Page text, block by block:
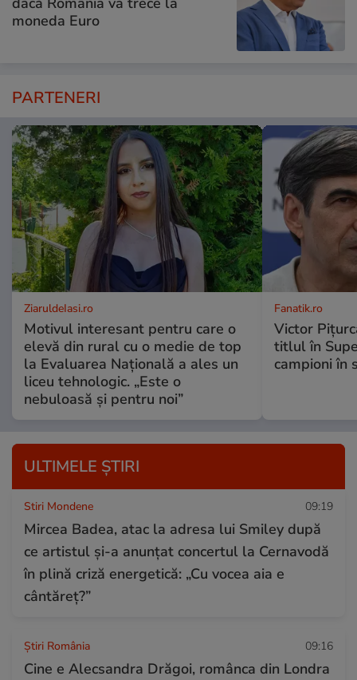
moneda Euro
PARTENERI
ZiaruldeIasi.ro
Motivul interesant pentru care o
elevă din rural cu o medie de top
la Evaluarea Națională a ales un
liceu tehnologic. „Este o
nebuloasă și pentru noi”
Fanatik.ro
Victor
titlul în
campioni în
ULTIMELE ȘTIRI
Stiri Mondene 09:19
Mircea Badea, atac la adresa lui Smiley după
ce artistul și-a anunțat concertul la Cernavodă
în plină criză energetică: „Cu vocea aia e
cântăreț?”
Știri România 09:16
Cine e Alecsandra Drăgoi, românca din Londra